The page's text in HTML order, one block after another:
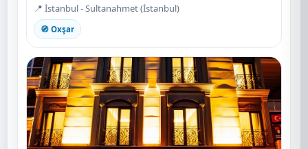
📍 İstanbul - Sultanahmet (İstanbul)
🧭 Oxşar